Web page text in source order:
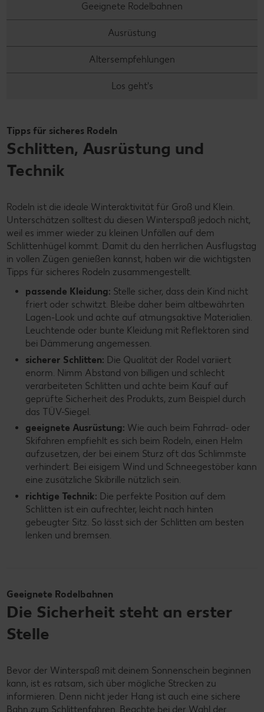
Geeignete Rodelbahnen
Ausrüstung
Altersempfehlungen
Los geht's
Tipps für sicheres Rodeln
Schlitten, Ausrüstung und
Technik
Rodeln ist die ideale Winteraktivität für Groß und Klein.
Unterschätzen solltest du diesen Winterspaß jedoch nicht,
weil es immer wieder zu kleinen Unfällen auf dem
Schlittenhügel kommt. Damit du den herrlichen Ausflugstag
in vollen Zügen genießen kannst, haben wir die wichtigsten
Tipps für sicheres Rodeln zusammengestellt.
passende Kleidung: Stelle sicher, dass dein Kind nicht
friert oder schwitzt. Bleibe daher beim altbewährten
Lagen-Look und achte auf atmungsaktive Materialien.
Leuchtende oder bunte Kleidung mit Reflektoren sind
bei Dämmerung angemessen.
sicherer Schlitten: Die Qualität der Rodel variiert
enorm. Nimm Abstand von billigen und schlecht
verarbeiteten Schlitten und achte beim Kauf auf
geprüfte Sicherheit des Produkts, zum Beispiel durch
das TÜV-Siegel.
geeignete Ausrüstung: Wie auch beim Fahrrad- oder
Skifahren empfiehlt es sich beim Rodeln, einen Helm
aufzusetzen, der bei einem Sturz oft das Schlimmste
verhindert. Bei eisigem Wind und Schneegestöber kann
eine zusätzliche Skibrille nützlich sein.
richtige Technik: Die perfekte Position auf dem
Schlitten ist ein aufrechter, leicht nach hinten
gebeugter Sitz. So lässt sich der Schlitten am besten
lenken und bremsen.
Geeignete Rodelbahnen
Die Sicherheit steht an erster
Stelle
Bevor der Winterspaß mit deinem Sonnenschein beginnen
kann, ist es ratsam, sich über mögliche Strecken zu
informieren. Denn nicht jeder Hang ist auch eine sichere
Bahn zum Schlittenfahren. Beachte bei der Wahl der